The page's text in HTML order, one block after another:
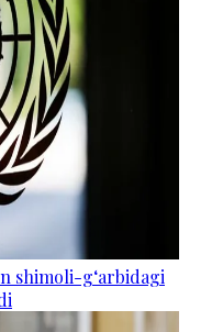
shimoli-g‘arbidagi